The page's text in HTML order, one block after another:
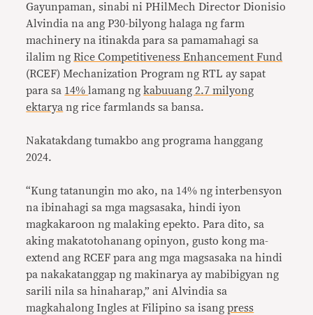
Gayunpaman, sinabi ni PHilMech Director Dionisio
Alvindia na ang P30-bilyong halaga ng farm
machinery na itinakda para sa pamamahagi sa
ilalim ngRice Competitiveness Enhancement Fund
(RCEF) Mechanization Program ng RTL ay sapat
para sa 14%lamang ngkabuuang 2.7 milyong
ektarya ng rice farmlands sa bansa.
Nakatakdang tumakbo ang programa hanggang
2024.
“Kung tatanungin mo ako, na 14% ng interbensyon
na ibinahagi sa mga magsasaka, hindi iyon
magkakaroon ng malaking epekto. Para dito, sa
aking makatotohanang opinyon, gusto kong ma-
extend ang RCEF para ang mga magsasaka na hindi
pa nakakatanggap ng makinarya ay mabibigyan ng
sarili nila sa hinaharap,” ani Alvindia sa
magkahalong Ingles at Filipino sa isangpress